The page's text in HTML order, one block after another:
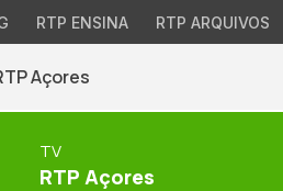
RTP ENSINA RTP ARQUIVOS
Açores
TV
RTP Açores